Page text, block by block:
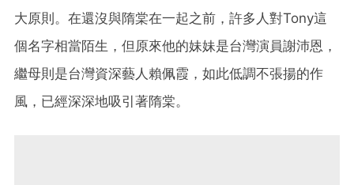
大原則。在還沒與隋棠在一起之前，許多人對Tony這
個名字相當陌生，但原來他的妹妹是台灣演員謝沛恩，
繼母則是台灣資深藝人賴佩霞，如此低調不張揚的作
風，已經深深地吸引著隋棠。